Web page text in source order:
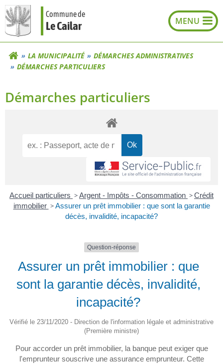
Aller
au
contenu
Commune de
Le Cailar
LA MUNICIPALITÉ
DÉMARCHES ADMINISTRATIVES
DÉMARCHES PARTICULIERS
Démarches particuliers
Accueil particuliers >Argent - Impôts - Consommation >Crédit
immobilier > Assurer un prêt immobilier : que sont la garantie
décès, invalidité, incapacité?
Question-réponse
Assurer un prêt immobilier : que
sont la garantie décès, invalidité,
incapacité?
Vérifié le 23/11/2020 - Direction de l'information légale et administrative
(Première ministre)
Pour accorder un prêt immobilier, la banque peut exiger que
l'emprunteur souscrive une assurance emprunteur. Cette